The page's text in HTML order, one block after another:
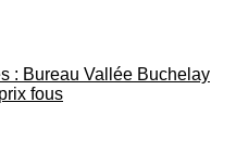
: Bureau Vallée Buchelay
fous